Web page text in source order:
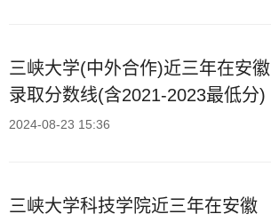
三峡大学(中外合作)近三年在安徽
录取分数线(含2021-2023最低分)
2024-08-23 15:36
三峡大学科技学院近三年在安徽